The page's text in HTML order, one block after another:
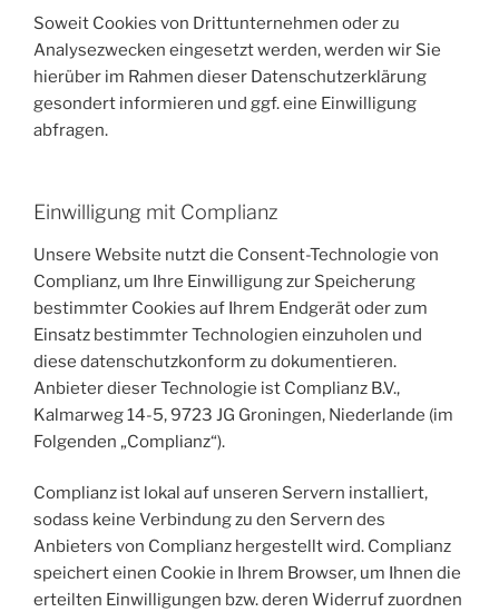
Soweit Cookies von Drittunternehmen oder zu
Analysezwecken eingesetzt werden, werden wir Sie
hierüber im Rahmen dieser Datenschutzerklärung
gesondert informieren und ggf. eine Einwilligung
abfragen.
Einwilligung mit Complianz
Unsere Website nutzt die Consent-Technologie von
Complianz, um Ihre Einwilligung zur Speicherung
bestimmter Cookies auf Ihrem Endgerät oder zum
Einsatz bestimmter Technologien einzuholen und
diese datenschutzkonform zu dokumentieren.
Anbieter dieser Technologie ist Complianz B.V.,
Kalmarweg 14-5, 9723 JG Groningen, Niederlande (im
Folgenden „Complianz“).
Complianz ist lokal auf unseren Servern installiert,
sodass keine Verbindung zu den Servern des
Anbieters von Complianz hergestellt wird. Complianz
speichert einen Cookie in Ihrem Browser, um Ihnen die
erteilten Einwilligungen bzw. deren Widerruf zuordnen